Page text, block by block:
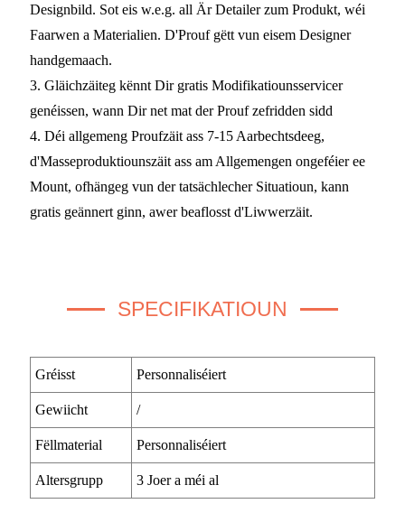
Designbild. Sot eis w.e.g. all Är Detailer zum Produkt, wéi
Faarwen a Materialien. D'Prouf gëtt vun eisem Designer
handgemaach.
3. Gläichzäiteg kënnt Dir gratis Modifikatiounsservicer
genéissen, wann Dir net mat der Prouf zefridden sidd
4. Déi allgemeng Proufzäit ass 7-15 Aarbechtsdeeg,
d'Masseproduktiounszäit ass am Allgemengen ongeféier ee
Mount, ofhängeg vun der tatsächlecher Situatioun, kann
gratis geännert ginn, awer beaflosst d'Liwwerzäit.
SPECIFIKATIOUN
Gréisst Personnaliséiert
Gewiicht /
Fëllmaterial Personnaliséiert
Altersgrupp 3 Joer a méi al